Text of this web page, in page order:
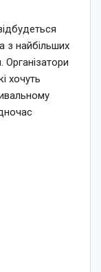
з найбільших
Організатори
хочуть